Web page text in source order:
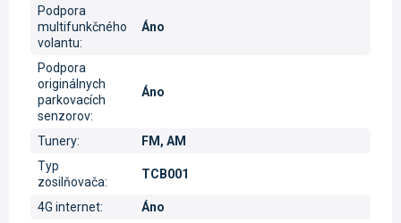
Podpora
multifunkčného
volantu:
Áno
Podpora
originálnych
parkovacích
senzorov:
Áno
Tunery:
FM, AM
Typ
zosilňovača:
TCB001
4G internet:
Áno